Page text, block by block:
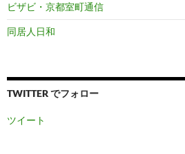
ビザビ・京都室町通信
同居人日和
TWITTER でフォロー
ツイート